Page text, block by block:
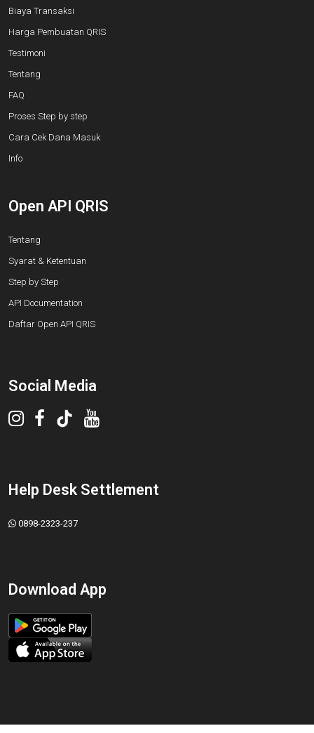
Biaya Transaksi
Harga Pembuatan QRIS
Testimoni
Tentang
FAQ
Proses Step by step
Cara Cek Dana Masuk
Info
Open API QRIS
Tentang
Syarat & Ketentuan
Step by Step
API Documentation
Daftar Open API QRIS
Social Media
Help Desk Settlement
0898-2323-237
Download App